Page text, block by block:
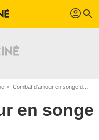
profil search
Combat d'amour en songe de Raoul Ruiz
en songe